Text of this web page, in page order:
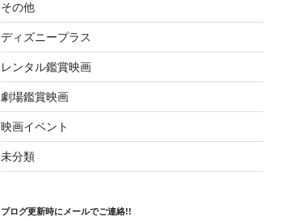
その他
ディズニープラス
レンタル鑑賞映画
劇場鑑賞映画
映画イベント
未分類
ブログ更新時にメールでご連絡!!